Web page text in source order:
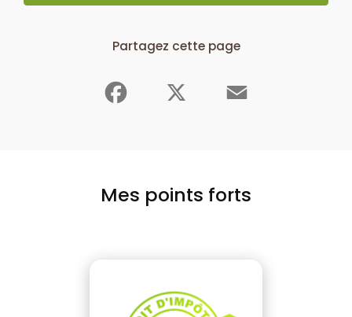
Partagez cette page
Mes points forts